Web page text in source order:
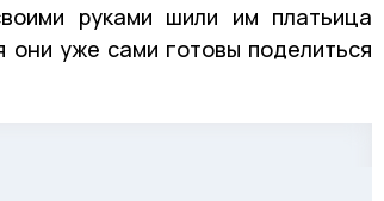
руками шили им платьица
уже сами готовы поделиться